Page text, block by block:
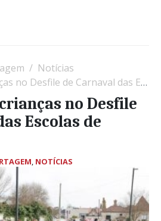
Notícias
de Carnaval das Escolas de Montemor
no Desfile
Escolas de
, NOTÍCIAS